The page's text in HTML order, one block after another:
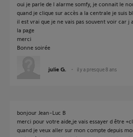
oui je parle de l alarme somfy, je connait le
quand je clique sur accès a la centrale je suis
il est vrai que je ne vais pas souvent voir car j
la page
merci
Bonne soirée
julie G. il y a presque 8 ans
bonjour Jean-Luc B
merci pour votre aide,je vais essayer d être
quand je veux aller sur mon compte depuis